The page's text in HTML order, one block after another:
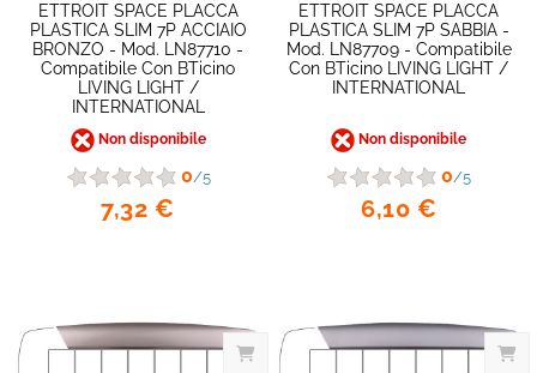
ETTROIT SPACE PLACCA
PLASTICA SLIM 7P ACCIAIO
BRONZO - Mod. LN87710 -
Compatibile Con BTicino
LIVING LIGHT /
INTERNATIONAL
Non disponibile
0/5
7,32 €
ETTROIT SPACE PLACCA
PLASTICA SLIM 7P SABBIA -
Mod. LN87709 - Compatibile
Con BTicino LIVING LIGHT /
INTERNATIONAL
Non disponibile
0/5
6,10 €